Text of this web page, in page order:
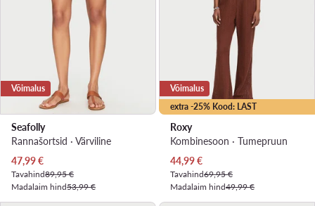
Võimalus
Seafolly
Rannašortsid · Värviline
Praegune hind
47,99€
Tavahind89,95 €
Madalaim hind53,99 €
extra -25% Kood: LAST
Võimalus
Roxy
Kombinesoon · Tumepruun
Praegune hind
44,99€
Tavahind69,95 €
Madalaim hind49,99 €